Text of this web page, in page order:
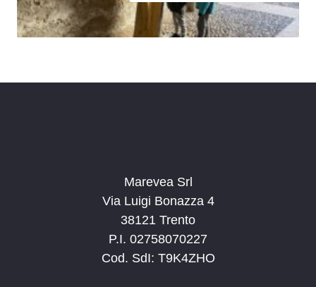
Marevea Srl
Via Luigi Bonazza 4
38121 Trento
P.I. 02758070227
Cod. SdI: T9K4ZHO